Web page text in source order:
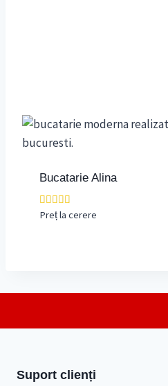
Bucatarie Alina
Evaluat la
4.00
Preț la cerere
Suport clienți